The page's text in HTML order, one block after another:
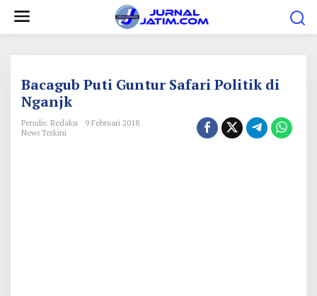
Bacagub Puti Guntur Safari Politik di
Nganjk
Penulis: Redaksi
9 Februari 2018
News Terkini